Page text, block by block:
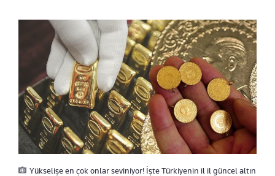
Yükselişe en çok onlar seviniyor! İşte Türkiyenin il il güncel altın